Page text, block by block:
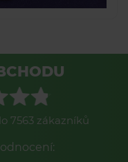
7563 zákazníků